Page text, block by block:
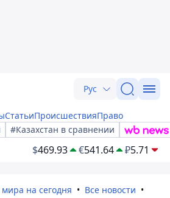
Рус
СтатьиПроисшествияПраво
#Казахстан в сравнении
$469.93 €541.64 ₽5.71
на сегодня
Все новости